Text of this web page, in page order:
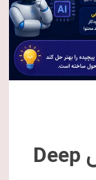
یادگیری ماشین | آموزش Deep